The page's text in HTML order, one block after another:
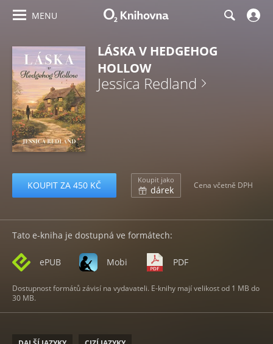
MENU
LÁSKA V HEDGEHOG
HOLLOW
Jessica Redland
KOUPIT ZA 450 KČ Koupit jako
dárek Cena včetně DPH
Tato e-kniha je dostupná ve formátech:
ePUB Mobi PDF
Dostupnost formátů závisí na vydavateli. E-knihy mají velikost od 1 MB do
30 MB.